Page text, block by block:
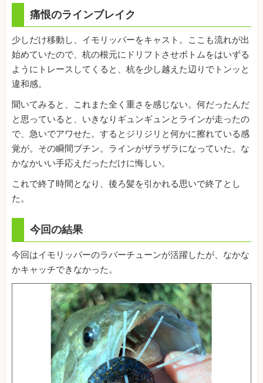
痛恨のラインブレイク
少しだけ移動し、イモリッパーをキャスト。ここも流れが出
始めていたので、杭の根元にドリフトさせボトムをはいずる
ようにトレースしてくると、杭を少し越えた辺りでトンッと
違和感。
聞いてみると、これまた全く重さを感じない。何だったんだ
と思っていると、いきなりギュンギュンとラインが走ったの
で、急いでアワせた。するとジリジリと何かに擦れている感
覚が。その瞬間ブチン。ラインがザラザラになっていた。な
かなかいい手応えだっただけに悔しい。
これで終了時間となり、後ろ髪を引かれる思いで終了とし
た。
今回の結果
今回はイモリッパーのラバーチューンが活躍したが、なかな
かキャッチできなかった。